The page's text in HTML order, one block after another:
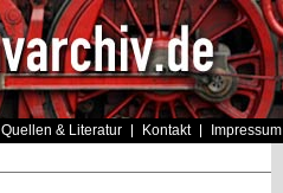
Quellen & Literatur Kontakt Impressum